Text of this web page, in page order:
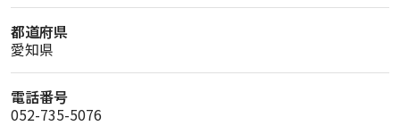
都道府県
愛知県
電話番号
052-735-5076